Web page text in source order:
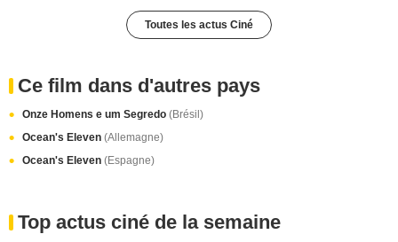
Toutes les actus Ciné
Ce film dans d'autres pays
Onze Homens e um Segredo (Brésil)
Ocean's Eleven (Allemagne)
Ocean's Eleven (Espagne)
Top actus ciné de la semaine